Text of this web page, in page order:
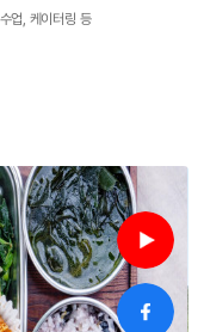
업, 케이터링 등